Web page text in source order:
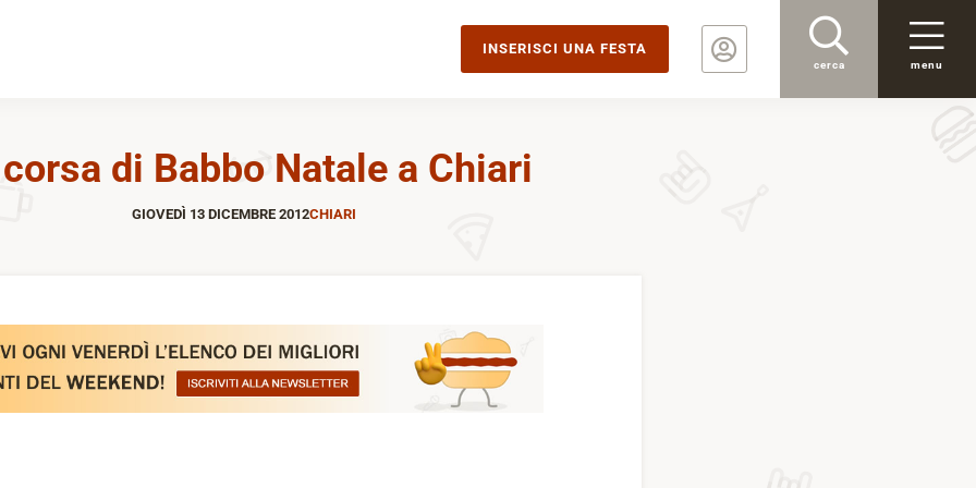
INSERISCI UNA FESTA
cerca menu
di Babbo Natale a Chiari
GIOVEDÌ 13 DICEMBRE 2012CHIARI